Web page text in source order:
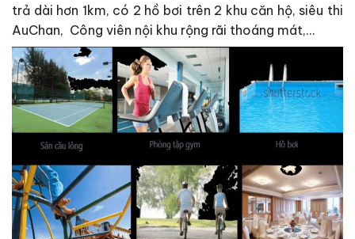
trả dài hơn 1km, có 2 hồ bơi trên 2 khu căn hộ, siêu thi
AuChan, Công viên nội khu rộng rãi thoáng mát,…